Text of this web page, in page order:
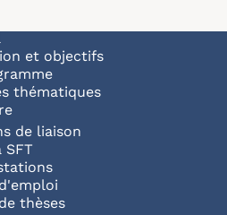
principale
et objectifs
thématiques
de liaison
SFT
thèses